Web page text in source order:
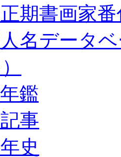
期書画家
名データ
鑑
事
史